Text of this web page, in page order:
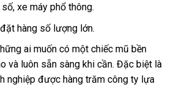
xe máy phổ thông.
hàng số lượng lớn.
ai muốn có một chiếc mũ bền
và luôn sẵn sàng khi cần. Đặc biệt là
nghiệp được hàng trăm công ty lựa